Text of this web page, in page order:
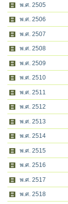
พ.ศ. 2505
พ.ศ. 2506
พ.ศ. 2507
พ.ศ. 2508
พ.ศ. 2509
พ.ศ. 2510
พ.ศ. 2511
พ.ศ. 2512
พ.ศ. 2513
พ.ศ. 2514
พ.ศ. 2515
พ.ศ. 2516
พ.ศ. 2517
พ.ศ. 2518